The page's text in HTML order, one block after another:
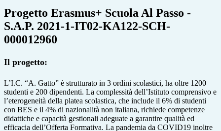
Progetto Erasmus+ Scuola Al Passo -
S.A.P. 2021-1-IT02-KA122-SCH-
000012960
Il progetto:
L’I.C. “A. Gatto” è strutturato in 3 ordini scolastici, ha oltre 1200
studenti e 200 dipendenti. La complessità dell’Istituto comprensivo e
l’eterogeneità della platea scolastica, che include il 6% di studenti
con BES e il 4% di nazionalità non italiana, richiede competenze
didattiche e capacità gestionali adeguate a garantire qualità ed
efficacia dell’Offerta Formativa. La pandemia da COVID19 inoltre